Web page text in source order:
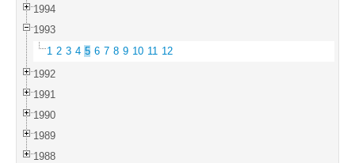
1994
1993
1 2 3 4 5 6 7 8 9 10 11 12
1992
1991
1990
1989
1988